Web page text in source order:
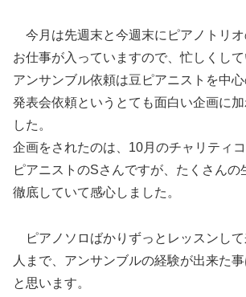
今月は先週末と今週末にピアノトリ
お仕事が入っていますので、忙しくし
アンサンブル依頼は豆ピアニストを中
発表会依頼というとても面白い企画に
した。
企画をされたのは、10月のチャリティ
ピアニストのSさんですが、たくさんの
徹底していて感心しました。
ピアノソロばかりずっとレッスンし
人まで、アンサンブルの経験が出来た
と思います。